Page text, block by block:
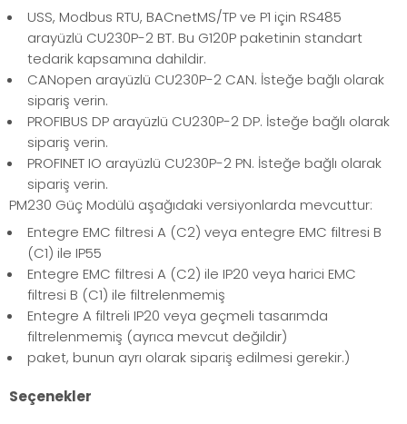
USS, Modbus RTU, BACnetMS/TP ve P1 için RS485
arayüzlü CU230P-2 BT. Bu G120P paketinin standart
tedarik kapsamına dahildir.
CANopen arayüzlü CU230P-2 CAN. İsteğe bağlı olarak
sipariş verin.
PROFIBUS DP arayüzlü CU230P-2 DP. İsteğe bağlı olarak
sipariş verin.
PROFINET IO arayüzlü CU230P-2 PN. İsteğe bağlı olarak
sipariş verin.
PM230 Güç Modülü aşağıdaki versiyonlarda mevcuttur:
Entegre EMC filtresi A (C2) veya entegre EMC filtresi B
(C1) ile IP55
Entegre EMC filtresi A (C2) ile IP20 veya harici EMC
filtresi B (C1) ile filtrelenmemiş
Entegre A filtreli IP20 veya geçmeli tasarımda
filtrelenmemiş (ayrıca mevcut değildir)
paket, bunun ayrı olarak sipariş edilmesi gerekir.)
Seçenekler